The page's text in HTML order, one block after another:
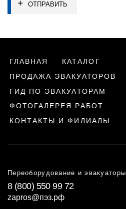
ОТПРАВИТЬ
ГЛАВНАЯ
КАТАЛОГ
ПРОДАЖА ЭВАКУАТОРОВ
ГИД ПО ЭВАКУАТОРАМ
ФОТОГАЛЕРЕЯ РАБОТ
КОНТАКТЫ И ФИЛИАЛЫ
Переоборудование и эвакуаторы
8 (800) 550 99 72
zapros@пэз.рф